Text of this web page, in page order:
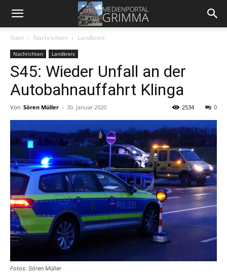
Start Nachrichten Landkreis
Nachrichten Landkreis
S45: Wieder Unfall an der
Autobahnauffahrt Klinga
Von Sören Müller - 30. Januar 2020 0
2534
Fotos: Sören Müller